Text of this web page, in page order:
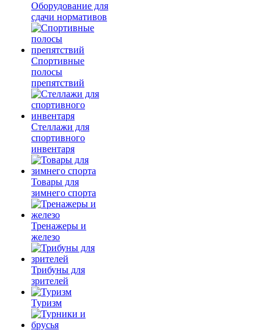
Оборудование для
сдачи нормативов
Спортивные
полосы
препятствий
Стеллажи для
спортивного
инвентаря
Товары для
зимнего спорта
Тренажеры и
железо
Трибуны для
зрителей
Туризм